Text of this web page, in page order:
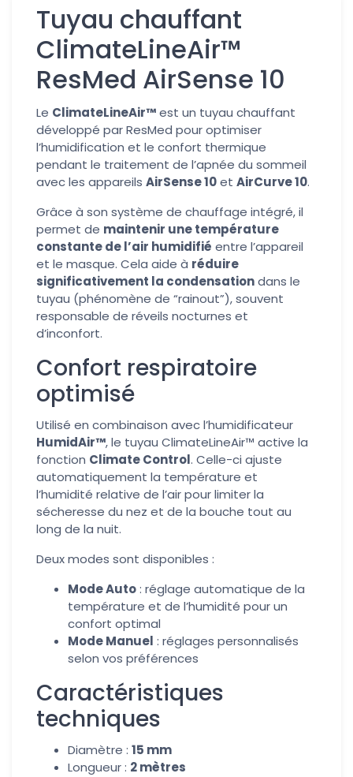
Tuyau chauffant
ClimateLineAir™
ResMed AirSense 10
Le ClimateLineAir™est un tuyau chauffant
développé par ResMed pour optimiser
l’humidification et le confort thermique
pendant le traitement de l’apnée du sommeil
avec les appareils AirSense 10et AirCurve 10.
Grâce à son système de chauffage intégré, il
permet de maintenir une température
constante de l’air humidifié entre l’appareil
et le masque. Cela aide à réduire
significativement la condensationdans le
tuyau (phénomène de “rainout”), souvent
responsable de réveils nocturnes et
d’inconfort.
Confort respiratoire
optimisé
Utilisé en combinaison avec l’humidificateur
HumidAir™, le tuyau ClimateLineAir™ active la
fonction Climate Control. Celle-ci ajuste
automatiquement la température et
l’humidité relative de l’air pour limiter la
sécheresse du nez et de la bouche tout au
long de la nuit.
Deux modes sont disponibles :
Mode Auto: réglage automatique de la
température et de l’humidité pour un
confort optimal
Mode Manuel : réglages personnalisés
selon vos préférences
Caractéristiques
techniques
Diamètre : 15 mm
Longueur : 2 mètres